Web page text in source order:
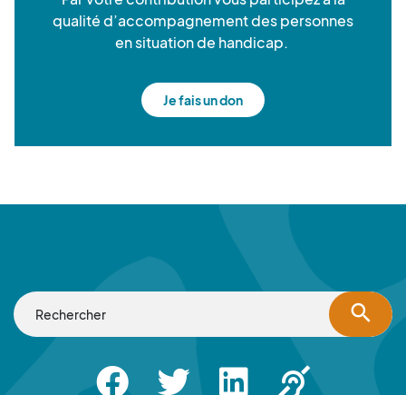
qualité d’accompagnement des personnes
en situation de handicap.
Je fais un don
search
FacebookTwitter LinkedinApsah Sourd